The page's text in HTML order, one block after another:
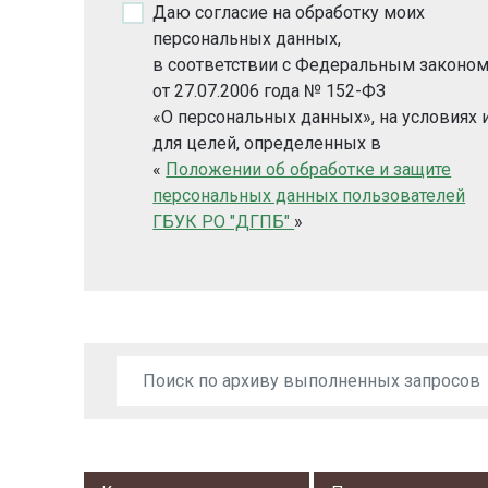
Даю согласие на обработку моих
персональных данных,
в соответствии с Федеральным
от 27.07.2006 года № 152-ФЗ
«О персональных данных», на условиях
для целей, определенных в
« Положении об обработке и защите
персональных данных пользователей
ГБУК РО "ДГПБ" »